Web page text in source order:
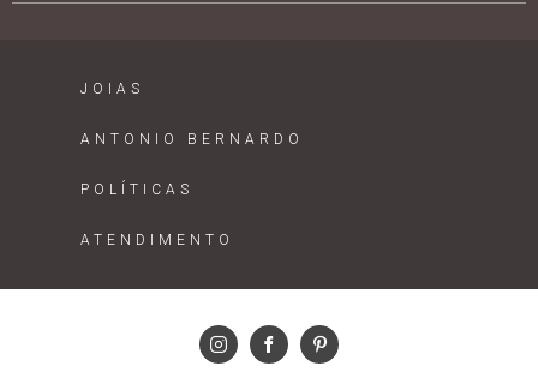
JOIAS
ANTONIO BERNARDO
POLÍTICAS
ATENDIMENTO